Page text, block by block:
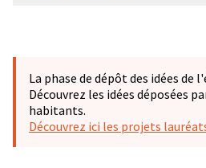
La phase de dépôt des idées de
Découvrez les idées déposées
habitants.
Découvrez ici les projets